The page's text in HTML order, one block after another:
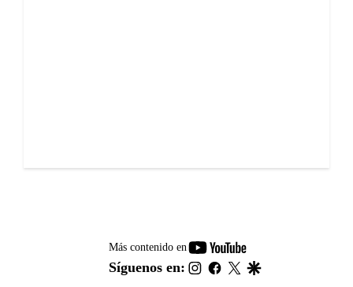
Más contenido en
youtube-
footer
Síguenos en: instagram
facebook
twitter